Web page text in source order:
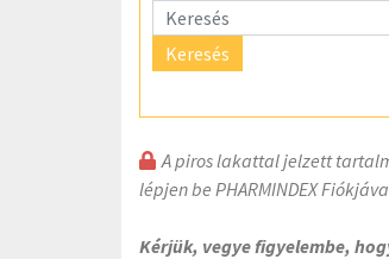
Keresés
A piros lakattal jelzett
lépjen be PHARMINDEX
Kérjük, vegye figyelembe,